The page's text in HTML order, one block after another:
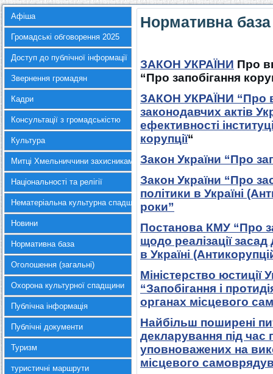
Афіша
Громадські обговорення 2025
Доступ до публічної інформації
Звернення громадян
Кадри
Консультації з громадськістю
Культура
Митці Хмельниччини захисникам України
Національності та релігії
Нематеріальна культурна спадщина
Новини
Нормативна база
Оголошення (загальні)
Охорона культурної спадщини
Публічна інформація
Публічні документи
Туризм
туристичні маршрути
Нормативна база
ЗАКОН УКРАЇНИ Про
“Про запобігання
ЗАКОН УКРАЇНИ “Про
законодавчих актів
ефективності
корупції“
Закон України “Про
Закон України “Про
політики в Україні
роки”
Постанова КМУ “Про
щодо реалізації
в Україні
Міністерство юстиції
“Запобігання і
органах місцевого
Найбільш поширені
декларування під час
уповноважених на
місцевого